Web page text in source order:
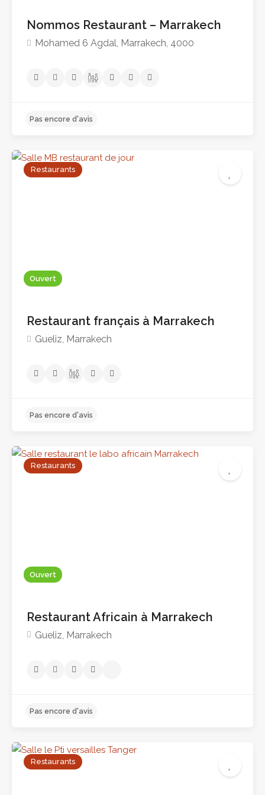
Pas encore d'avis
Nommos Restaurant – Marrakech
Mohamed 6 Agdal, Marrakech, 4000
Pas encore d'avis
Ouvert
Restaurants
Restaurant français à Marrakech
Gueliz, Marrakech
Ouvert
Restaurants
Restaurant Africain à Marrakech
Gueliz, Marrakech
Restaurants